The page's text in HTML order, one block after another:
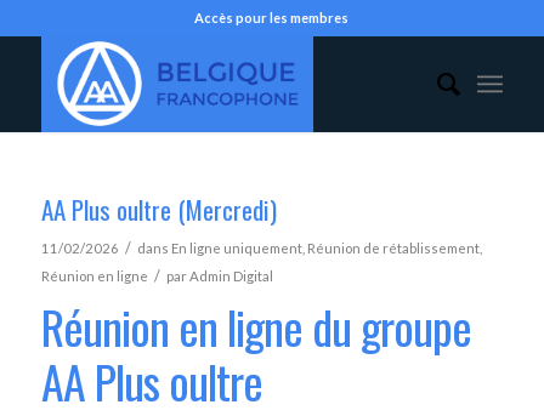
Accès pour les membres
AA Plus oultre (Mercredi)
11/02/2026 / dans En ligne uniquement, Réunion de rétablissement,
Réunion en ligne / parAdmin Digital
Réunion en ligne du groupe
AA Plus oultre